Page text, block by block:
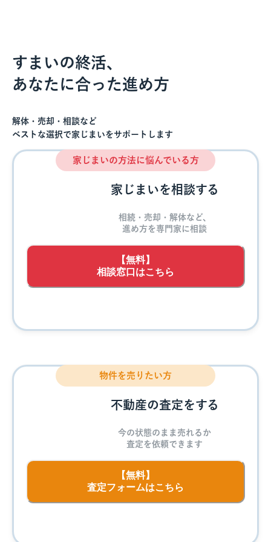
すまいの終活、
あなたに合った進め方
解体・売却・相談など
ベストな選択で家じまいをサポートします
家じまいの方法に悩んでいる方
家じまいを相談する
相続・売却・解体など、
進め方を専門家に相談
【無料】
相談窓口はこちら
物件を売りたい方
不動産の査定をする
今の状態のまま売れるか
査定を依頼できます
【無料】
査定フォームはこちら